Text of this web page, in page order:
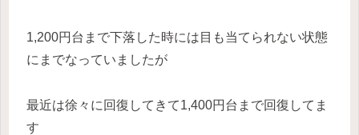
1,200円台まで下落した時には目も当てられない状態
にまでなっていましたが
最近は徐々に回復してきて1,400円台まで回復してま
す